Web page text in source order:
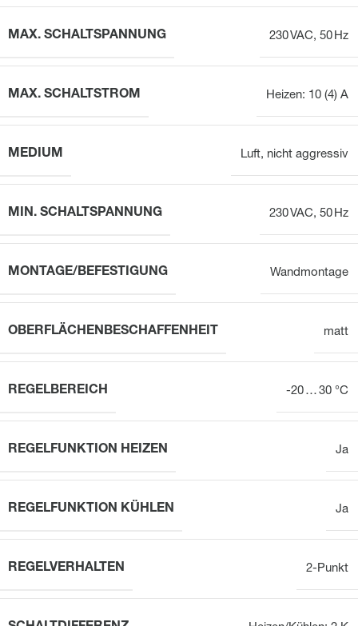
MAX. SCHALTSPANNUNG 230 VAC, 50 Hz
MAX. SCHALTSTROM Heizen: 10 (4) A
MEDIUM Luft, nicht aggressiv
MIN. SCHALTSPANNUNG 230 VAC, 50 Hz
MONTAGE/BEFESTIGUNG Wandmontage
OBERFLÄCHENBESCHAFFENHEIT matt
REGELBEREICH -20 … 30 °C
REGELFUNKTION HEIZEN Ja
REGELFUNKTION KÜHLEN Ja
REGELVERHALTEN 2-Punkt